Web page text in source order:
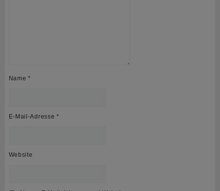
Name *
E-Mail-Adresse *
Website